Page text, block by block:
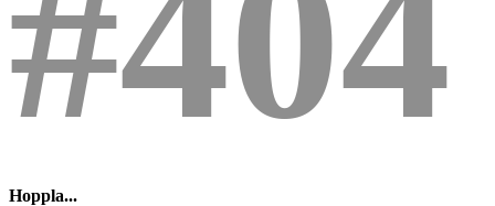
Hoppla...